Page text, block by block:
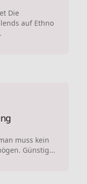
Die
auf Ethno
muss kein
Günstig...